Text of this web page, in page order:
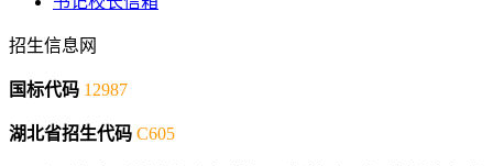
招生信息网
国标代码 12987
湖北省招生代码 C605